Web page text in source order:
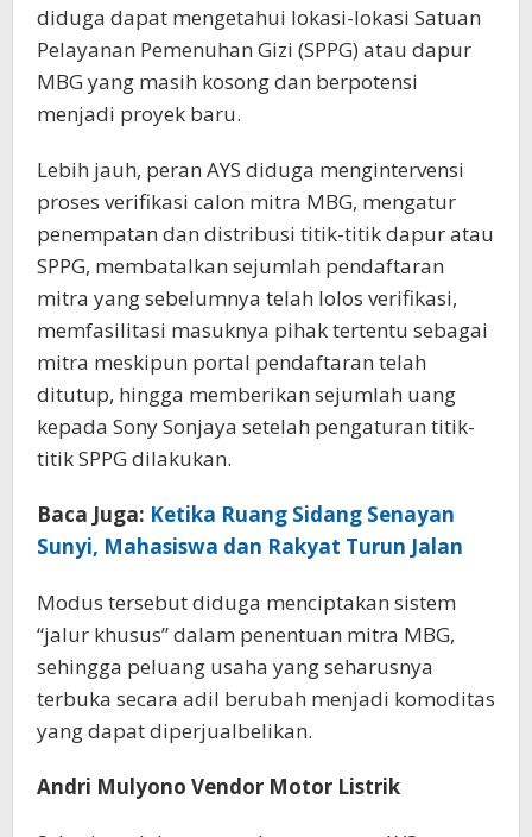
diduga dapat mengetahui lokasi-lokasi Satuan
Pelayanan Pemenuhan Gizi (SPPG) atau dapur
MBG yang masih kosong dan berpotensi
menjadi proyek baru.
Lebih jauh, peran AYS diduga mengintervensi
proses verifikasi calon mitra MBG, mengatur
penempatan dan distribusi titik-titik dapur atau
SPPG, membatalkan sejumlah pendaftaran
mitra yang sebelumnya telah lolos verifikasi,
memfasilitasi masuknya pihak tertentu sebagai
mitra meskipun portal pendaftaran telah
ditutup, hingga memberikan sejumlah uang
kepada Sony Sonjaya setelah pengaturan titik-
titik SPPG dilakukan.
Baca Juga: Ketika Ruang Sidang Senayan
Sunyi, Mahasiswa dan Rakyat Turun Jalan
Modus tersebut diduga menciptakan sistem
“jalur khusus” dalam penentuan mitra MBG,
sehingga peluang usaha yang seharusnya
terbuka secara adil berubah menjadi komoditas
yang dapat diperjualbelikan.
Andri Mulyono Vendor Motor Listrik